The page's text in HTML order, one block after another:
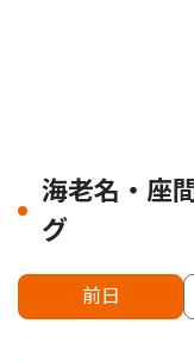
海老名・座
グ
前日